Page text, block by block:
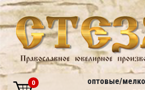
оптовые/
0